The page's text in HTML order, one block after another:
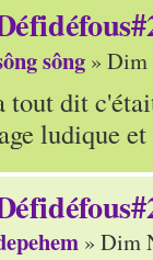
sông » Dim
tout dit
ludique
» Dim